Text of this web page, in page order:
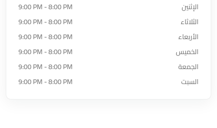
الإثنين
9:00 PM - 8:00 PM
الثلاثاء
9:00 PM - 8:00 PM
الأربعاء
9:00 PM - 8:00 PM
الخميس
9:00 PM - 8:00 PM
الجمعة
9:00 PM - 8:00 PM
السبت
9:00 PM - 8:00 PM